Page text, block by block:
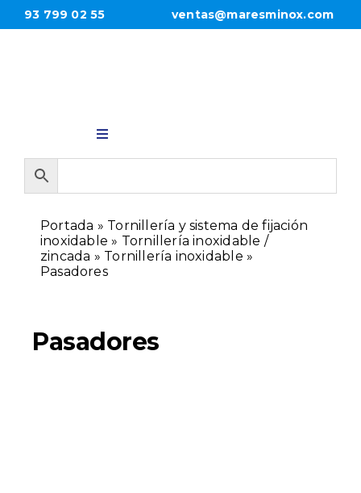
contenido
93 799 02 55 ventas@maresminox.com
Toggle
Navigation
PRODUCTOS
CONTACTO
Portada » Tornillería y sistema de fijación
inoxidable » Tornillería inoxidable /
zincada » Tornillería inoxidable »
Pasadores
Pasadores